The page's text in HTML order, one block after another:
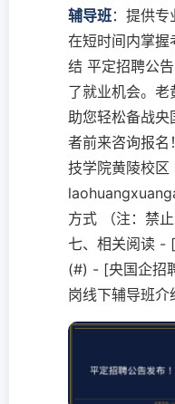
辅导班：提供
在短时间内掌
结 平定招聘公
了就业机会。老
助您轻松备战央
者前来咨询报名
技学院黄陵校区
方式 （注：禁
七、相关阅读 -
(#) - [央国企招
岗线下辅导班介